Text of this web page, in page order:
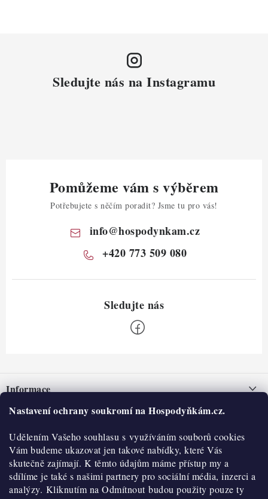
Nastavení ochrany soukromí na Hospodyňkám.cz.
Udělením Vašeho souhlasu s využíváním souborů cookies
Vám budeme ukazovat jen takové nabídky, které Vás
skutečně zajímají. K těmto údajům máme přístup my a
sdílíme je také s našimi partnery pro sociální média, inzerci a
analýzy. Kliknutím na Odmítnout budou použity pouze ty
Sledujte nás na Instagramu
Pomůžeme vám s výběrem
Potřebujete s něčím poradit? Jsme tu pro vás!
info@hospodynkam.cz
+420 773 509 080
pInformace
Nepřevzetí zásilky na dobírku
Obchodní podmínky
Hodnocení obchodu
Blog
O nás
Historie
Kontakty
O nákupu
Reklamace a vratky